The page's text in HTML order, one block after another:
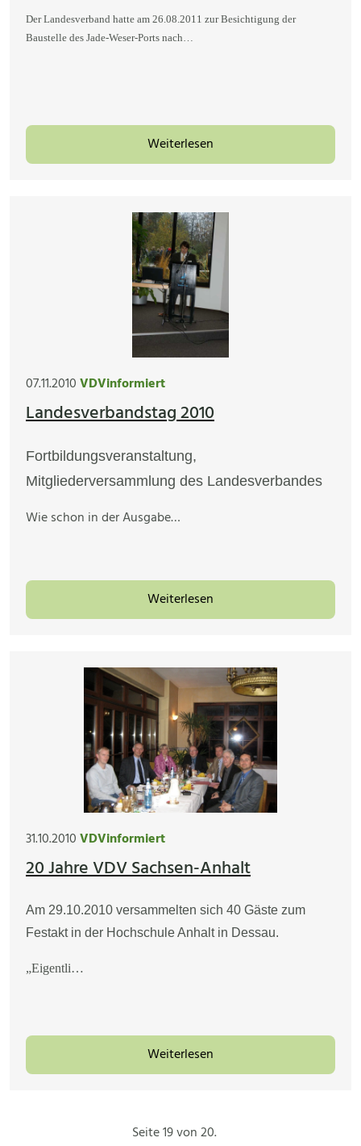
Der Landesverband hatte am 26.08.2011 zur Besichtigung der
Baustelle des Jade-Weser-Ports nach…
Weiterlesen
07.11.2010VDVinformiert
Landesverbandstag 2010
Fortbildungsveranstaltung,
Mitgliederversammlung des Landesverbandes
Wie schon in der Ausgabe…
Weiterlesen
31.10.2010VDVinformiert
20 Jahre VDV Sachsen-Anhalt
Am 29.10.2010 versammelten sich 40 Gäste zum
Festakt in der Hochschule Anhalt in Dessau.
„Eigentli…
Weiterlesen
Seite 19 von 20.